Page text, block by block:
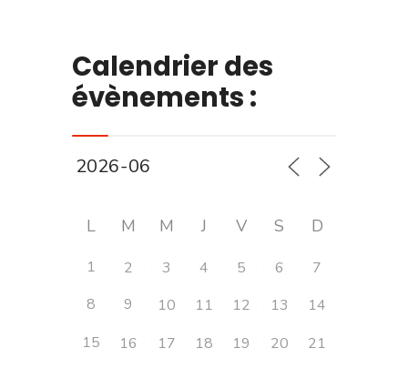
Calendrier des
évènements :
L M M J V S D
1 2 3 4 5 6
7
8
9 10 11 12 13
14
15
16 17 18 19 20
21